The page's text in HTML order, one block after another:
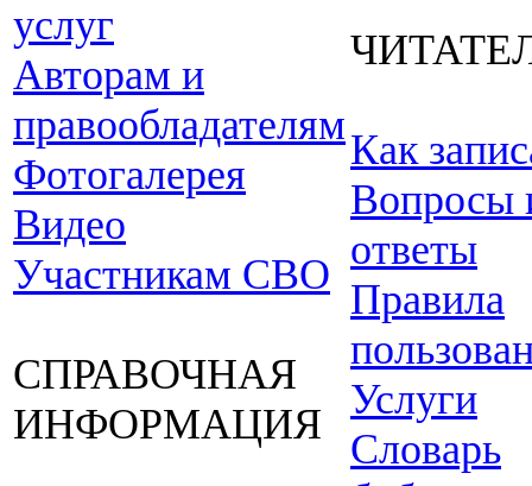
услуг
Авторам и
правообладателям
Фотогалерея
Видео
Участникам СВО
СПРАВОЧНАЯ
ИНФОРМАЦИЯ
Как
Вопросы
ответы
Правила
Услуги
Словарь